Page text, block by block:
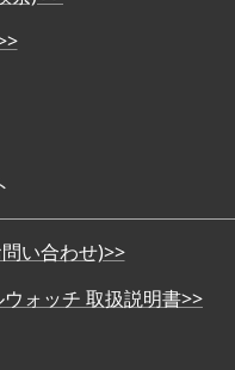
い合わせ)>>
ォッチ 取扱説明書>>